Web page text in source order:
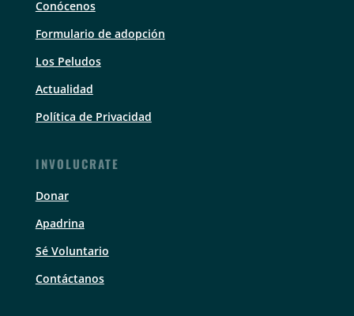
Conócenos
Formulario de adopción
Los Peludos
Actualidad
Política de Privacidad
INVOLUCRATE
Donar
Apadrina
Sé Voluntario
Contáctanos